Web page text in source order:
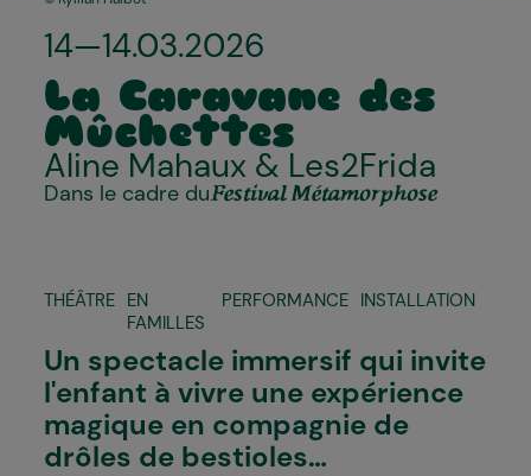
14—14.03.2026
La Caravane des
Mûchettes
Aline Mahaux & Les2Frida
Dans le cadre duFestival Métamorphose
THÉÂTRE EN
FAMILLES
PERFORMANCE INSTALLATION
Un spectacle immersif qui invite
l'enfant à vivre une expérience
magique en compagnie de
drôles de bestioles…